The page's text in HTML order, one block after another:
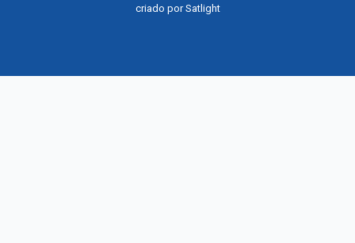
criado porSatlight